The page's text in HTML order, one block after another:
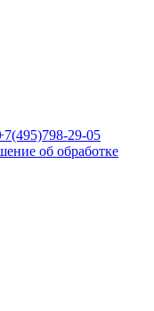
29-05
об обработке